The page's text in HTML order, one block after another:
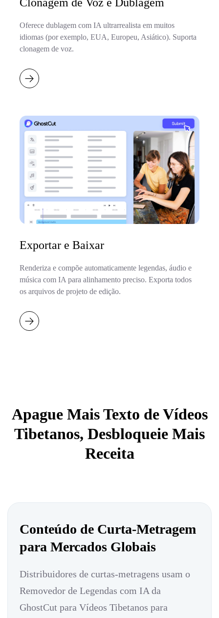
Clonagem de Voz e Dublagem
Oferece dublagem com IA ultrarrealista em muitos
idiomas (por exemplo, EUA, Europeu, Asiático). Suporta
clonagem de voz.
Exportar e Baixar
Renderiza e compõe automaticamente legendas, áudio e
música com IA para alinhamento preciso. Exporta todos
os arquivos de projeto de edição.
Apague Mais Texto de Vídeos
Tibetanos, Desbloqueie Mais
Receita
Conteúdo de Curta-Metragem
para Mercados Globais
Distribuidores de curtas-metragens usam o
Removedor de Legendas com IA da
GhostCut para Vídeos Tibetanos para